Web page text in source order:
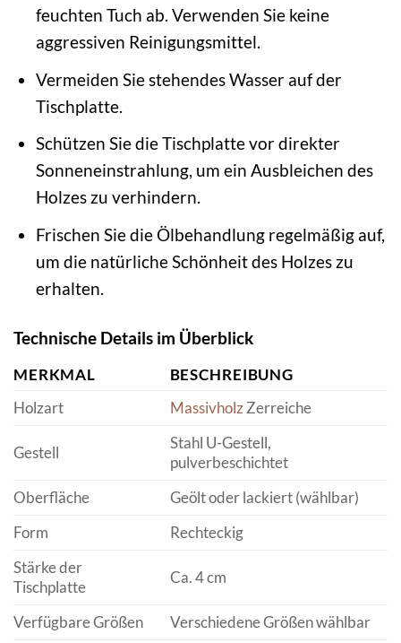
feuchten Tuch ab. Verwenden Sie keine
aggressiven Reinigungsmittel.
Vermeiden Sie stehendes Wasser auf der
Tischplatte.
Schützen Sie die Tischplatte vor direkter
Sonneneinstrahlung, um ein Ausbleichen des
Holzes zu verhindern.
Frischen Sie die Ölbehandlung regelmäßig auf,
um die natürliche Schönheit des Holzes zu
erhalten.
Technische Details im Überblick
MERKMAL
BESCHREIBUNG
Holzart
MassivholzZerreiche
Gestell
Stahl U-Gestell,
pulverbeschichtet
Oberfläche
Geölt oder lackiert (wählbar)
Form
Rechteckig
Stärke der
Tischplatte
Ca. 4 cm
Verfügbare Größen Verschiedene Größen wählbar